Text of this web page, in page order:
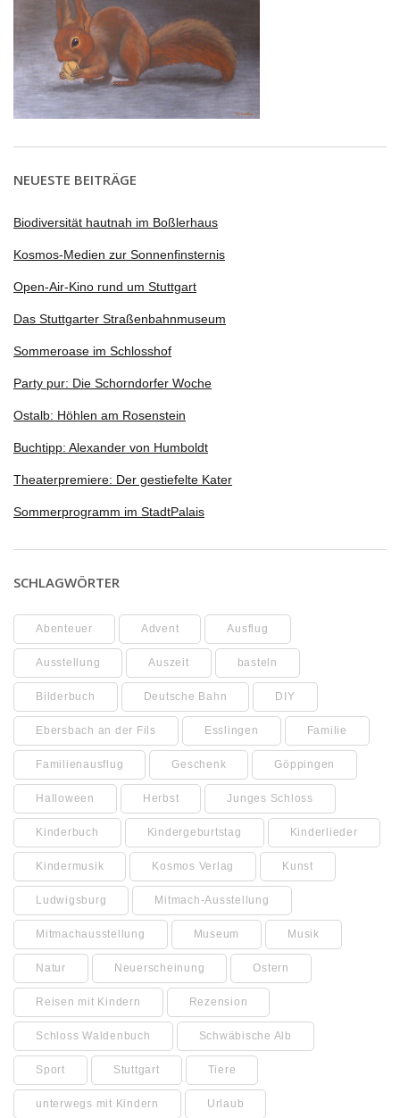
NEUESTE BEITRÄGE
Biodiversität hautnah im Boßlerhaus
Kosmos-Medien zur Sonnenfinsternis
Open-Air-Kino rund um Stuttgart
Das Stuttgarter Straßenbahnmuseum
Sommeroase im Schlosshof
Party pur: Die Schorndorfer Woche
Ostalb: Höhlen am Rosenstein
Buchtipp: Alexander von Humboldt
Theaterpremiere: Der gestiefelte Kater
Sommerprogramm im StadtPalais
SCHLAGWÖRTER
Abenteuer Advent Ausflug
Ausstellung Auszeit basteln
Bilderbuch Deutsche Bahn DIY
Ebersbach an der Fils Esslingen Familie
Familienausflug Geschenk Göppingen
Halloween Herbst Junges Schloss
Kinderbuch Kindergeburtstag Kinderlieder
Kindermusik Kosmos Verlag Kunst
Ludwigsburg Mitmach-Ausstellung
Mitmachausstellung Museum Musik
Natur Neuerscheinung Ostern
Reisen mit Kindern Rezension
Schloss Waldenbuch Schwäbische Alb
Sport Stuttgart Tiere
unterwegs mit Kindern Urlaub